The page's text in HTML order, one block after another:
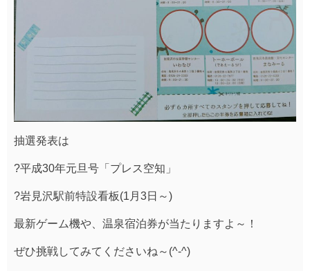
抽選発表は
?平成30年元旦号「プレス空知」
?岩見沢駅前特設看板(1月3日～)
最新ゲーム機や、温泉宿泊券が当たりますよ～！
ぜひ挑戦してみてくださいね～(^-^)